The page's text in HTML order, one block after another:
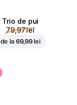
Trio de pui
79,97 lei
de la 69,99 lei